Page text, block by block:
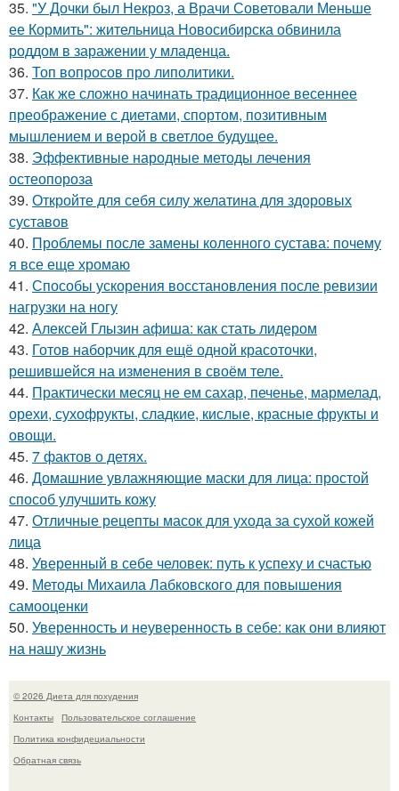
35. "У Дочки был Некроз, а Врачи Советовали Меньше
ее Кормить": жительница Новосибирска обвинила
роддом в заражении у младенца.
36. Топ вопросов про липолитики.
37. Как же сложно начинать традиционное весеннее
преображение с диетами, спортом, позитивным
мышлением и верой в светлое будущее.
38. Эффективные народные методы лечения
остеопороза
39. Откройте для себя силу желатина для здоровых
суставов
40. Проблемы после замены коленного сустава: почему
я все еще хромаю
41. Способы ускорения восстановления после ревизии
нагрузки на ногу
42. Алексей Глызин афиша: как стать лидером
43. Готов наборчик для ещё одной красоточки,
решившейся на изменения в своём теле.
44. Практически месяц не ем сахар, печенье, мармелад,
орехи, сухофрукты, сладкие, кислые, красные фрукты и
овощи.
45. 7 фактов о детях.
46. Домашние увлажняющие маски для лица: простой
способ улучшить кожу
47. Отличные рецепты масок для ухода за сухой кожей
лица
48. Уверенный в себе человек: путь к успеху и счастью
49. Методы Михаила Лабковского для повышения
самооценки
50. Уверенность и неуверенность в себе: как они влияют
на нашу жизнь
© 2026 Диета для похудения
Контакты
Пользовательское соглашение
Политика конфидециальности
Обратная связь